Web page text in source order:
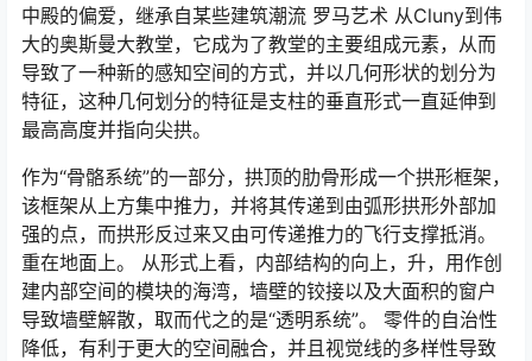
中殿的偏爱，继承自某些建筑潮流 罗马艺术 从Cluny到伟
大的奥斯曼大教堂，它成为了教堂的主要组成元素，从而
导致了一种新的感知空间的方式，并以几何形状的划分为
特征，这种几何划分的特征是支柱的垂直形式一直延伸到
最高高度并指向尖拱。
作为“骨骼系统”的一部分，拱顶的肋骨形成一个拱形框架，
该框架从上方集中推力，并将其传递到由弧形拱形外部加
强的点，而拱形反过来又由可传递推力的飞行支撑抵消。
重在地面上。 从形式上看，内部结构的向上，升，用作创
建内部空间的模块的海湾，墙壁的铰接以及大面积的窗户
导致墙壁解散，取而代之的是“透明系统”。 零件的自治性
降低，有利于更大的空间融合，并且视觉线的多样性导致